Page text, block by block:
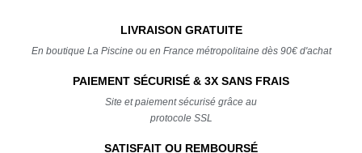
LIVRAISON GRATUITE
En boutique La Piscine ou en France métropolitaine dès 90€ d'achat
PAIEMENT SÉCURISÉ & 3X SANS FRAIS
Site et paiement sécurisé grâce au
protocole SSL
SATISFAIT OU REMBOURSÉ